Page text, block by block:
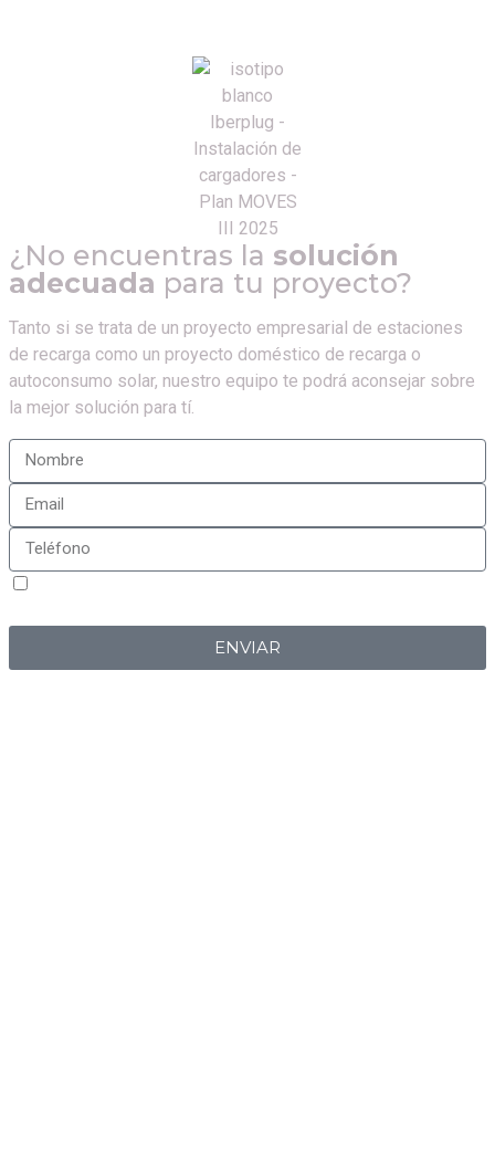
¿No encuentras la solución
adecuada para tu proyecto?
Tanto si se trata de un proyecto empresarial de estaciones
de recarga como un proyecto doméstico de recarga o
autoconsumo solar, nuestro equipo te podrá aconsejar sobre
la mejor solución para tí.
ENVIAR